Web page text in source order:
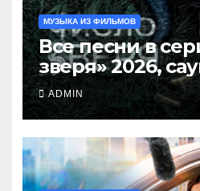
МУЗЫКА ИЗ ФИЛЬМОВ
Все песни в
зверя» 2026,
слушать
ADMIN